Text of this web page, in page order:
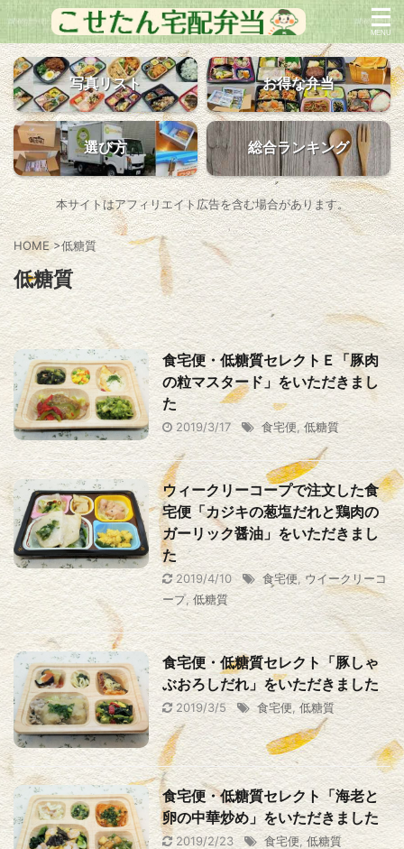
写真リスト お得な弁当
選び方 総合ランキング
本サイトはアフィリエイト広告を含む場合があります。
HOME>低糖質
低糖質
食宅便・低糖質セレクトＥ「豚肉
の粒マスタード」をいただきまし
た
2019/3/17 食宅便,低糖質
ウィークリーコープで注文した食
宅便「カジキの葱塩だれと鶏肉の
ガーリック醤油」をいただきまし
た
2019/4/10 食宅便, ウイークリーコ
ープ,低糖質
食宅便・低糖質セレクト「豚しゃ
ぶおろしだれ」をいただきました
2019/3/5 食宅便, 低糖質
食宅便・低糖質セレクト「海老と
卵の中華炒め」をいただきました
2019/2/23 食宅便,低糖質